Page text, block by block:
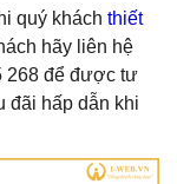
quý khách thiết
hãy liên hệ
268 để được tư
đãi hấp dẫn khi